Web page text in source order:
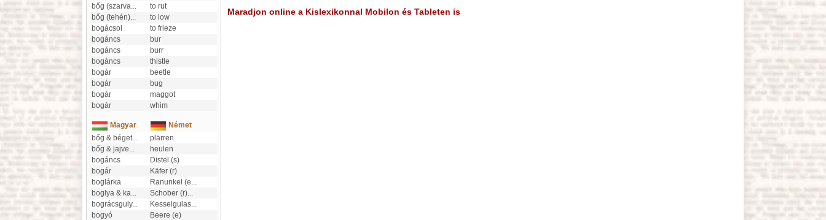
bőg (szarva...
to rut
bőg (tehén)...
to low
bogácsol
to frieze
bogáncs
bur
bogáncs
burr
bogáncs
thistle
bogár
beetle
bogár
bug
bogár
maggot
bogár
whim
Magyar
Német
bőg & béget...
plärren
bőg & jajve...
heulen
bogáncs
Distel (s)
bogár
Käfer (r)
boglárka
Ranunkel (e...
boglya & ka... Schober (r)...
bográcsguly... Kesselgulas...
bogyó
Beere (e)
Maradjon online a Kislexikonnal Mobilon és Tableten is